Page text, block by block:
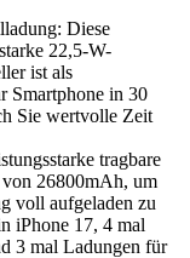
Diese
22,5-W-
ist als
Smartphone in 30
Sie wertvolle Zeit
tragbare
von 26800mAh, um
voll aufgeladen zu
iPhone 17, 4 mal
3 mal Ladungen für